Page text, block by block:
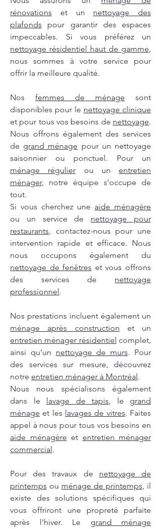
rénovations et un nettoyage des
plafonds pour garantir des espaces
impeccables. Si vous préférez un
nettoyage résidentiel haut de gamme,
nous sommes à votre service pour
offrir la meilleure qualité.
Nos femmes de ménage sont
disponibles pour le nettoyage clinique
et pour tous vos besoins de nettoyage.
Nous offrons également des services
de grand ménage pour un nettoyage
saisonnier ou ponctuel. Pour un
ménage régulier ou un entretien
ménager, notre équipe s’occupe de
tout.
Si vous cherchez une aide ménagère
ou un service de nettoyage pour
restaurants, contactez-nous pour une
intervention rapide et efficace. Nous
nous occupons également du
nettoyage de fenêtres et vous offrons
des services de nettoyage
professionnel.
Nos prestations incluent également un
ménage après construction et un
entretien ménager résidentiel complet,
ainsi qu’un nettoyage de murs. Pour
des services sur mesure, découvrez
notre entretien ménager à Montréal.
Nous nous spécialisons également
dans le lavage de tapis, le grand
ménage et les lavages de vitres. Faites
appel à nous pour tous vos besoins en
aide ménagère et entretien ménager
commercial.
Pour des travaux de nettoyage de
printemps ou ménage de printemps, il
existe des solutions spécifiques qui
vous offriront une propreté parfaite
après l'hiver. Le grand ménage